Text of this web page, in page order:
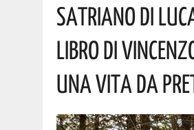
7 AGOSTO 2026 | DALLA REGIONE VIA LIBERA
7 AGOSTO 2026 BENZINA ANNACQUATA E
Satriano Di
Libro Di
Una Vita Da